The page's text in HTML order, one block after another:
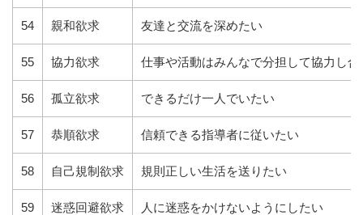
54 親和欲求 友達と交流を深めたい
55 協力欲求 仕事や活動はみんなで分担して協力し合
56 孤立欲求 できるだけ一人でいたい
57 恭順欲求 信頼できる指導者に従いたい
58 自己規制欲求 規則正しい生活を送りたい
59 迷惑回避欲求 人に迷惑をかけないようにしたい